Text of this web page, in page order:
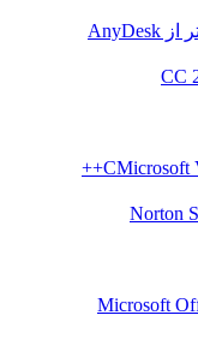
از AnyDesk
Microsoft
Norton